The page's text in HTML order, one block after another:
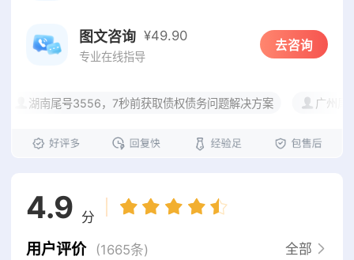
图文咨询 ¥49.90
专业在线指导
去咨询
湖南尾号3556，7秒前获取债权债务问题解决方案 广州尾号
4.9 分
用户评价 (1665条) 全部